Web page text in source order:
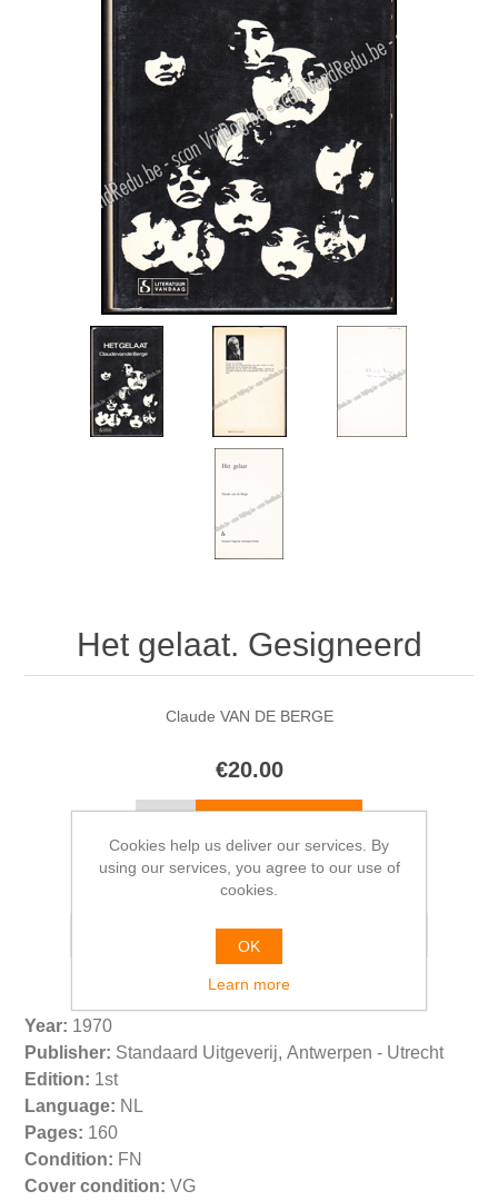
Het gelaat. Gesigneerd
Claude VAN DE BERGE
€20.00
Please select the address you want to ship from
Year: 1970
Publisher: Standaard Uitgeverij, Antwerpen - Utrecht
Edition: 1st
Language: NL
Pages: 160
Condition: FN
Cover condition: VG
Cookies help us deliver our services. By
using our services, you agree to our use of
cookies.
OK
Learn more